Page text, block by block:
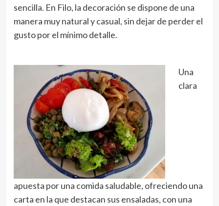
sencilla. En Filo, la decoración se dispone de una
manera muy natural y casual, sin dejar de perder el
gusto por el mínimo detalle.
Una
clara
apuesta por una comida saludable, ofreciendo una
carta en la que destacan sus ensaladas, con una